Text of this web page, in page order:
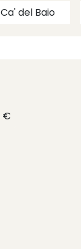
Ca' del Baio
€